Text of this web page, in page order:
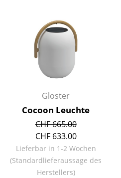
Vasen
Tabletts
Büroutensilien
Kissen
Teppiche
Vorhänge
Gloster
Cocoon Leuchte
CHF 665.00
CHF 633.00
Lieferbar in 1-2 Wochen
(Standardlieferaussage des
Herstellers)